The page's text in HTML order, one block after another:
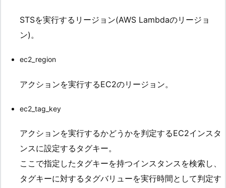
STSを実行するリージョン(AWS Lambdaのリージョ
ン)。
ec2_region
アクションを実行するEC2のリージョン。
ec2_tag_key
アクションを実行するかどうかを判定するEC2インスタ
ンスに設定するタグキー。
ここで指定したタグキーを持つインスタンスを検索し、
タグキーに対するタグバリューを実行時間として判定す